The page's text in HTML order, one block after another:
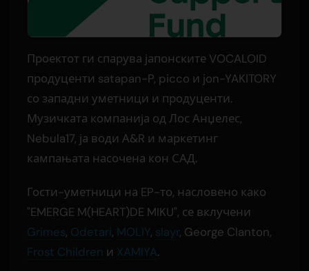
Проектот ги спарува јапонските VOCALOID
продуценти satapan-P, picco и jon-YAKITORY
со западни уметници и продуценти.
Музичката компанија од Лос Анџелес,
Nebula17, ја води А&R и маркетинг
кампањата насочена кон САД.
Гости-уметници на EP-то, насловено како
"EMERGE M(HEART)DE MIKU", се вклучени
Grimes, Odetari, MOLIY, slayr, George Clanton,
Frost Children и XAMIYA.